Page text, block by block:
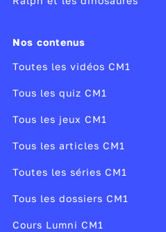
Nos contenus
Toutes les vidéos CM1
Tous les quiz CM1
Tous les jeux CM1
Tous les articles CM1
Toutes les séries CM1
Tous les dossiers CM1
Cours Lumni CM1